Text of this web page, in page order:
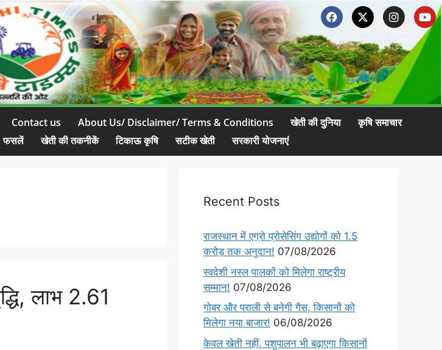
Contact us About Us/ Disclaimer/ Terms & Conditions खेती की दुनिया
कृषि समाचार
फसलें खेती की तकनीकें टिकाऊ कृषि सटीक खेती सरकारी योजनाएं
लाभ 2.61
Recent Posts
राजस्थान में एग्रो प्रोसेसिंग उद्योगों को 1.5
करोड़ तक अनुदान! 07/08/2026
स्वदेशी नस्ल पालकों को मिलेगा राष्ट्रीय
सम्मान! 07/08/2026
गोबर और पराली से बनेगी गैस, किसानों को
मिलेगा नया बाजार! 06/08/2026
केवल खेती नहीं, पशुपालन भी बढ़ाएगा किसानों